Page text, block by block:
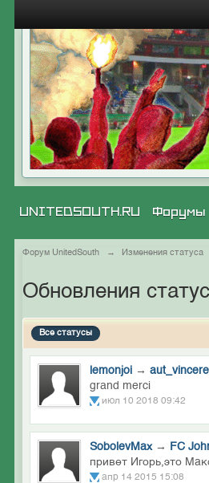
UNITEDSOUTH.RU Форумы
Форум UnitedSouth → Изменения статуса
Обновления
Все статусы
lemonjoi → aut_vincere
grand merci
июл 10 2018 09:42
SobolevMax→
FC
привет Игорь,это
апр 14 2015 15:08